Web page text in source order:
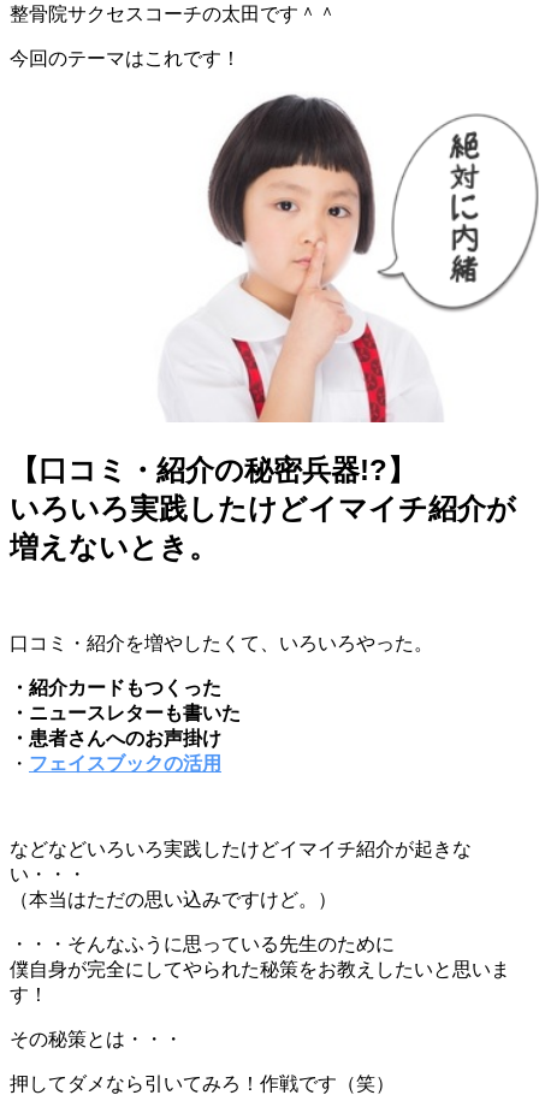
整骨院サクセスコーチの太田です＾＾
今回のテーマはこれです！
【口コミ・紹介の秘密兵器!?】
いろいろ実践したけどイマイチ紹介が
増えないとき。
口コミ・紹介を増やしたくて、いろいろやった。
・紹介カードもつくった
・ニュースレターも書いた
・患者さんへのお声掛け
・ フェイスブックの活用
などなどいろいろ実践したけどイマイチ紹介が起きな
い・・・
（本当はただの思い込みですけど。）
・・・そんなふうに思っている先生のために
僕自身が完全にしてやられた秘策をお教えしたいと思いま
す！
その秘策とは・・・
押してダメなら引いてみろ！作戦です（笑）